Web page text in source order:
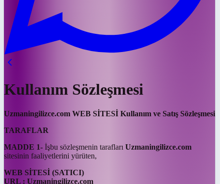
Kullanım Sözleşmesi
Uzmaningilizce.com WEB SİTESİ Kullanım ve Satış Sözleşmesi
TARAFLAR
MADDE 1- İşbu sözleşmenin tarafları Uzmaningilizce.com
sitesinin faaliyetlerini yürüten,
WEB SİTESİ (SATICI)
URL : Uzmaningilizce.com